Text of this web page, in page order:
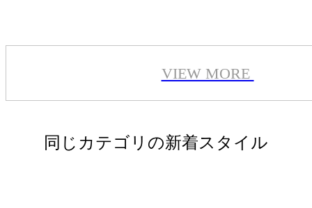
VIEW MORE
同じカテゴリの新着スタイル